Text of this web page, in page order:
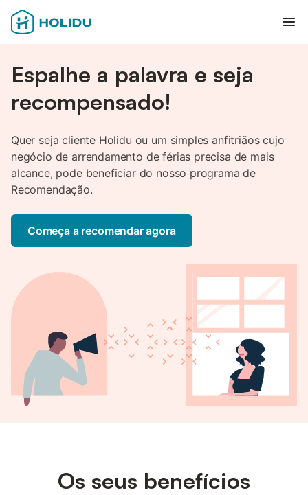
Espalhe a palavra e seja
recompensado!
Quer seja cliente Holidu ou um simples anfitriãos cujo
negócio de arrendamento de férias precisa de mais
alcance, pode beneficiar do nosso programa de
Recomendação.
Começa a recomendar agora
Os seus benefícios